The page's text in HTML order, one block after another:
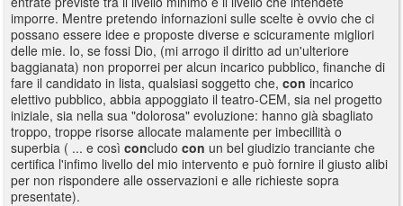
imporre. Mentre pretendo infornazioni sulle scelte è ovvio che ci
possano essere idee e proposte diverse e scicuramente migliori
delle mie. Io, se fossi Dio, (mi arrogo il diritto ad un'ulteriore
baggianata) non proporrei per alcun incarico pubblico, finanche di
fare il candidato in lista, qualsiasi soggetto che, con incarico
elettivo pubblico, abbia appoggiato il teatro-CEM, sia nel progetto
iniziale, sia nella sua "dolorosa" evoluzione: hanno già sbagliato
troppo, troppe risorse allocate malamente per imbecillità o
superbia ( ... e così concludo con un bel giudizio tranciante che
certifica l'infimo livello del mio intervento e può fornire il giusto alibi
per non rispondere alle osservazioni e alle richieste sopra
presentate).